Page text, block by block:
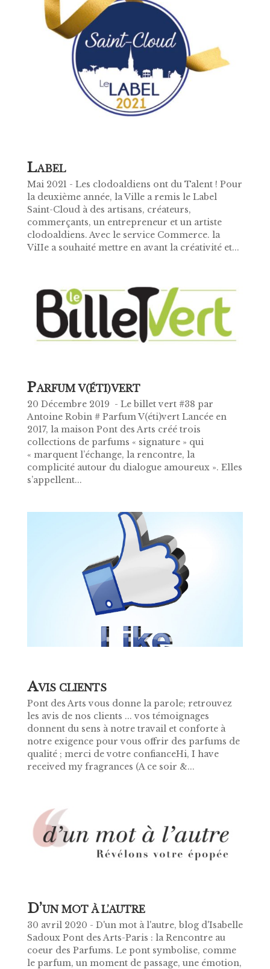
LABEL
Mai 2021 - Les clodoaldiens ont du Talent ! Pour
la deuxième année, la Ville a remis le Label
Saint-Cloud à des artisans, créateurs,
commerçants, un entrepreneur et un artiste
clodoaldiens. Avec le service Commerce. la
ViIIe a souhaité mettre en avant la créativité et...
PARFUM V(ÉTI)VERT
20 Décembre 2019 - Le billet vert #38 par
Antoine Robin # Parfum V(éti)vert Lancée en
2017, la maison Pont des Arts créé trois
collections de parfums « signature » qui
« marquent l’échange, la rencontre, la
complicité autour du dialogue amoureux ». Elles
s’appellent...
AVIS CLIENTS
Pont des Arts vous donne la parole; retrouvez
les avis de nos clients ... vos témoignages
donnent du sens à notre travail et conforte à
notre exigence pour vous offrir des parfums de
qualité ; merci de votre confianceHi, I have
received my fragrances (A ce soir &...
D’UN MOT À L’AUTRE
30 avril 2020 - D'un mot à l'autre, blog d'Isabelle
Sadoux Pont des Arts-Paris : la Rencontre au
coeur des Parfums. Le pont symbolise, comme
le parfum, un moment de passage, une émotion,